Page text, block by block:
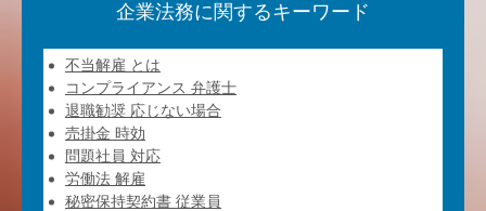
企業法務に関するキーワード
不当解雇 とは
コンプライアンス 弁護士
退職勧奨 応じない場合
売掛金 時効
問題社員 対応
労働法 解雇
秘密保持契約書 従業員